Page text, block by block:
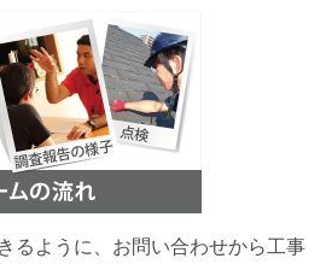
るように、お問い合わせから工事